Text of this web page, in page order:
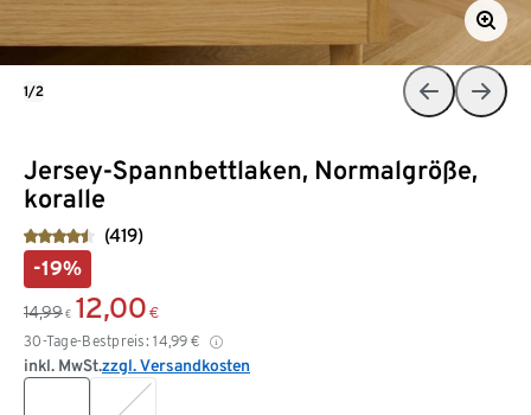
Jersey-Spannbettlaken, Normalgröße,
koralle
(419)
-19%
14,99 € 12,00 €
30-Tage-Bestpreis: 14,99 €
inkl. MwSt.zzgl. Versandkosten
1/2